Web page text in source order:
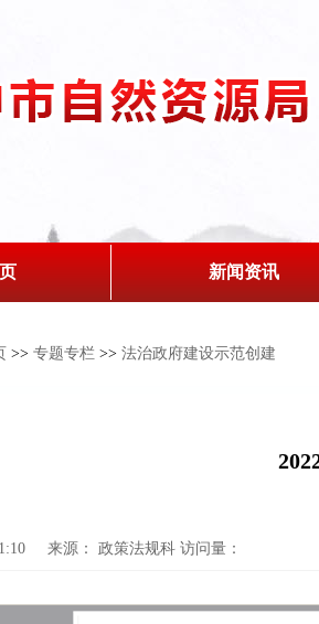
新闻资讯
>> 专题专栏 >> 法治政府建设示范创建
来源： 政策法规科 访问量：